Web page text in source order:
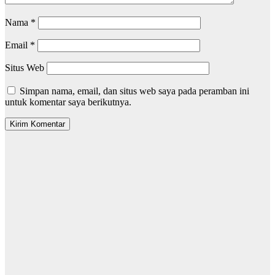
Nama *
Email *
Situs Web
Simpan nama, email, dan situs web saya pada peramban ini
untuk komentar saya berikutnya.